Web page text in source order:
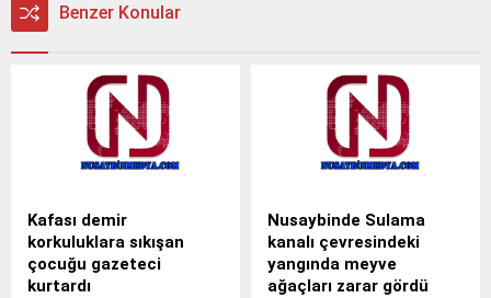
Benzer Konular
Kafası demir
korkuluklara sıkışan
çocuğu gazeteci
kurtardı
Nusaybinde Sulama
kanalı çevresindeki
yangında meyve
ağaçları zarar gördü